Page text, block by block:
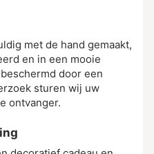
met de hand gemaakt,
en in een mooie
door een
sturen wij uw
ontvanger.